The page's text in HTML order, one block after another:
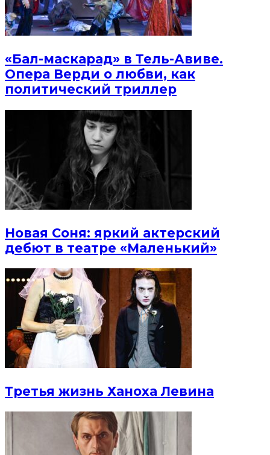
«Бал-маскарад» в Тель-Авиве.
Опера Верди о любви, как
политический триллер
Новая Соня: яркий актерский
дебют в театре «Маленький»
Третья жизнь Ханоха Левина